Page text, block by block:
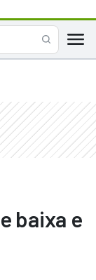
baixa e